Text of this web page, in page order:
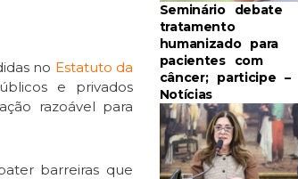
no Estatuto da
e privados
razoável para
barreiras que
Seminário debate
tratamento
humanizado para
pacientes com
câncer; participe –
Notícias